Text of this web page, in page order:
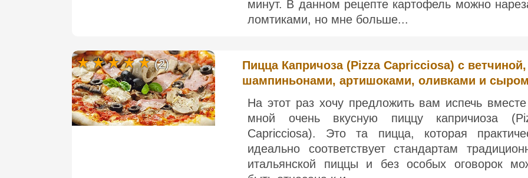
минут. В данном рецепте картофель можно
ломтиками, но мне больше...
Пицца Капричоза (Pizza Capricciosa) с ветчиной,
шампиньонами, артишоками, оливками и
На этот раз хочу предложить вам испечь
мной очень вкусную пиццу капричиоза
Capricciosa). Это та пицца, которая
идеально соответствует стандартам
итальянской пиццы и без особых оговорок
(2)